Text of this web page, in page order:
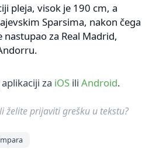
pleja, visok je 190 cm, a
Sparsima, nakon čega
nastupao za Real Madrid,
za iOS ili Android.
želite prijaviti grešku u tekstu?